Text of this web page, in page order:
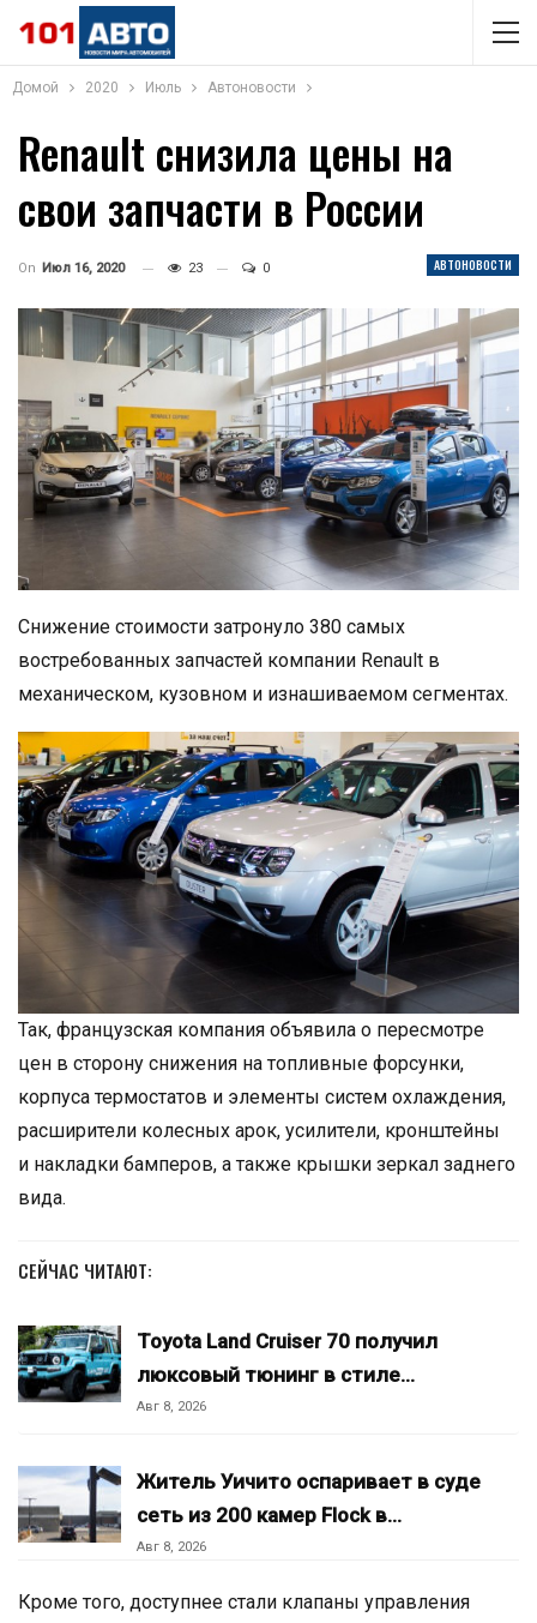
Домой 2020 Июль Автоновости
Renault снизила цены на
свои запчасти в России
АВТОНОВОСТИ
On Июл 16, 2020 23 0
Снижение стоимости затронуло 380 самых
востребованных запчастей компании Renault в
механическом, кузовном и изнашиваемом сегментах.
Так, французская компания объявила о пересмотре
цен в сторону снижения на топливные форсунки,
корпуса термостатов и элементы систем охлаждения,
расширители колесных арок, усилители, кронштейны
и накладки бамперов, а также крышки зеркал заднего
вида.
СЕЙЧАС ЧИТАЮТ:
Toyota Land Cruiser 70 получил
люксовый тюнинг в стиле…
Авг 8, 2026
Житель Уичито оспаривает в суде
сеть из 200 камер Flock в…
Авг 8, 2026
Кроме того, доступнее стали клапаны управления